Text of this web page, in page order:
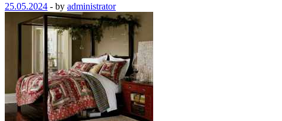
25.05.2024 - by administrator